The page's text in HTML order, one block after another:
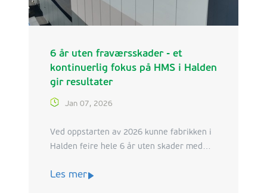
6 år uten fraværsskader - et
kontinuerlig fokus på HMS i Halden
gir resultater
Jan 07, 2026
Ved oppstarten av 2026 kunne fabrikken i
Halden feire hele 6 år uten skader med
at systematisk og kontinuerlig arbeid med
Les mer